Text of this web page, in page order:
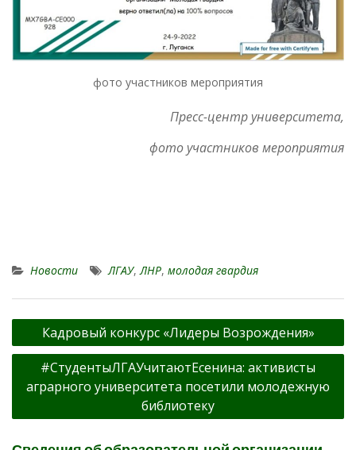
фото участников мероприятия
Пресс-центр университета,
фото участников мероприятия
Новости ЛГАУ,ЛНР, молодая гвардия
Навигация
по
записям
Кадровый конкурс «Лидеры Возрождения»
#СтудентыЛГАУчитаютЕсенина: активисты
аграрного университета посетили молодежную
библиотеку